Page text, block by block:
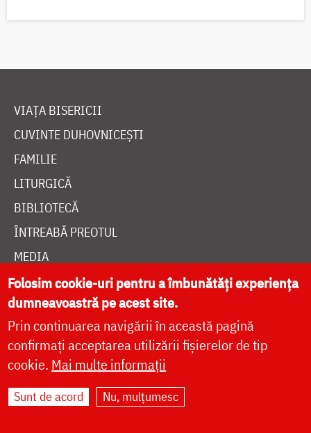
VIAȚA BISERICII
CUVINTE DUHOVNICEȘTI
FAMILIE
LITURGICĂ
BIBLIOTECĂ
ÎNTREABĂ PREOTUL
MEDIA
ȘTIRI
HRAMUL SFINTEI CUVIOASE PARASCHEVA
AUTORI
MAICI CU VIAȚĂ DUHOVNICEASCĂ
Folosim cookie-uri pentru a îmbunătăți experiența
dumneavoastră pe acest site.
Prin continuarea navigării în această pagină
confirmați acceptarea utilizării fișierelor de tip
cookie. Mai multe informații
Sunt de acord Nu, mulțumesc